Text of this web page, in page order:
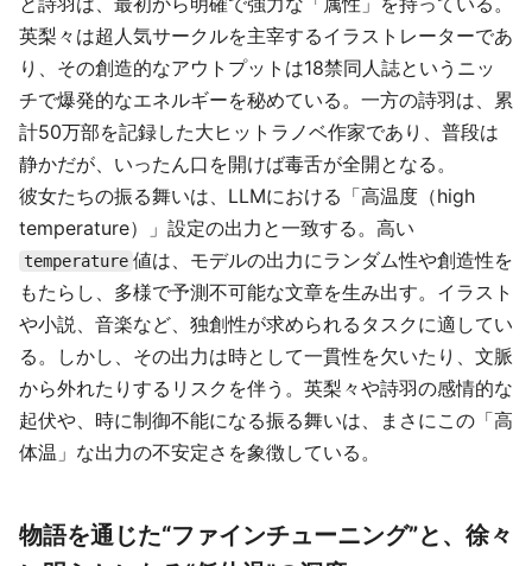
英梨々は超人気サークルを主宰するイラストレーターであ
り、その創造的なアウトプットは18禁同人誌というニッ
チで爆発的なエネルギーを秘めている。一方の詩羽は、累
計50万部を記録した大ヒットラノベ作家であり、普段は
静かだが、いったん口を開けば毒舌が全開となる。
彼女たちの振る舞いは、LLMにおける「高温度（high
temperature）」設定の出力と一致する。高い
temperature 値は、モデルの出力にランダム性や創造性を
もたらし、多様で予測不可能な文章を生み出す。イラスト
や小説、音楽など、独創性が求められるタスクに適してい
る。しかし、その出力は時として一貫性を欠いたり、文脈
から外れたりするリスクを伴う。英梨々や詩羽の感情的な
起伏や、時に制御不能になる振る舞いは、まさにこの「高
体温」な出力の不安定さを象徴している。
物語を通じた“ファインチューニング”と、徐々